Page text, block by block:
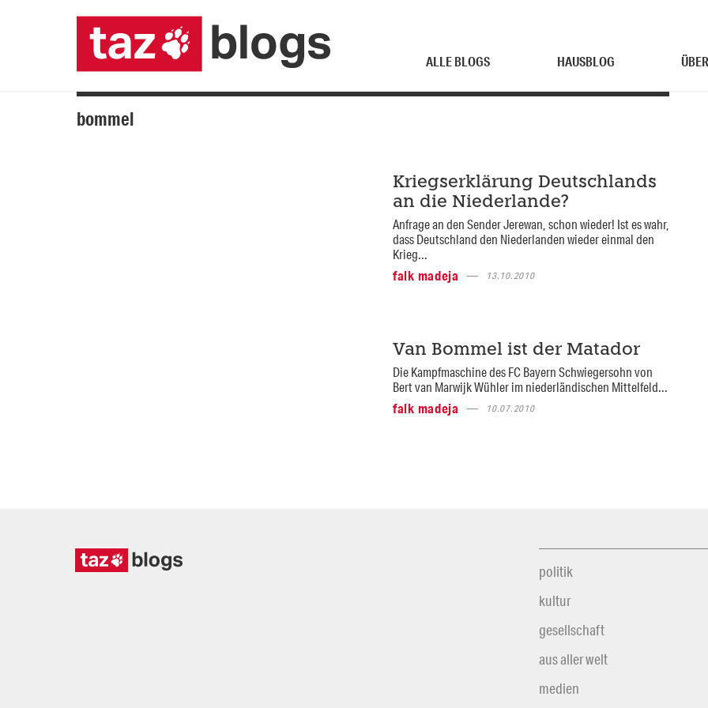
ALLE BLOGS HAUSBLOG
bommel
Kriegserklärung Deutschlands
an die Niederlande?
Anfrage an den Sender Jerewan, schon wieder! Ist es wahr,
dass Deutschland den Niederlanden wieder einmal den
Krieg...
falk madeja
13.10.2010
Van Bommel ist der Matador
Die Kampfmaschine des FC Bayern Schwiegersohn von
Bert van Marwijk Wühler im niederländischen Mittelfeld...
falk madeja
10.07.2010
politik
kultur
gesellschaft
aus aller welt
medien